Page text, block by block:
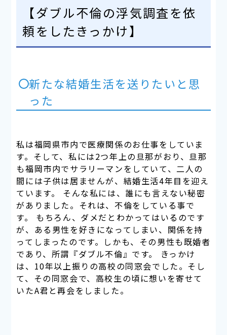
【ダブル不倫の浮気調査を依
頼をしたきっかけ】
新たな結婚生活を送りたいと思
った
私は福岡県市内で医療関係のお仕事をしていま
す。そして、私には2つ年上の旦那がおり、旦那
も福岡市内でサラリーマンをしていて、二人の
間には子供は居ませんが、結婚生活4年目を迎え
ています。 そんな私には、誰にも言えない秘密
がありました。それは、不倫をしている事で
す。 もちろん、ダメだとわかってはいるのです
が、ある男性を好きになってしまい、関係を持
ってしまったのです。しかも、その男性も既婚者
であり、所謂『ダブル不倫』です。 きっかけ
は、10年以上振りの高校の同窓会でした。そし
て、その同窓会で、高校生の頃に想いを寄せて
いたA君と再会をしました。